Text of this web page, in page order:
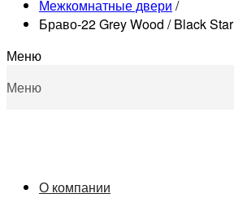
Межкомнатные двери /
Браво-22 Grey Wood / Black Star
Меню
Меню
О компании